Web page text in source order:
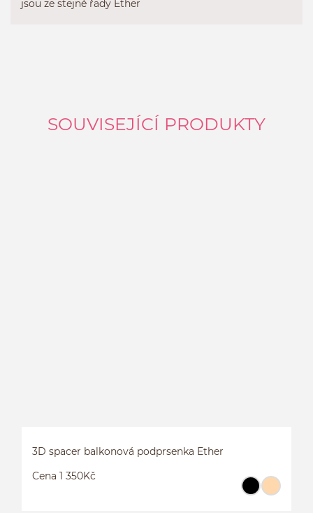
jsou ze stejné řady Ether
SOUVISEJÍCÍ PRODUKTY
3D spacer balkonová podprsenka Ether
Cena 1 350Kč